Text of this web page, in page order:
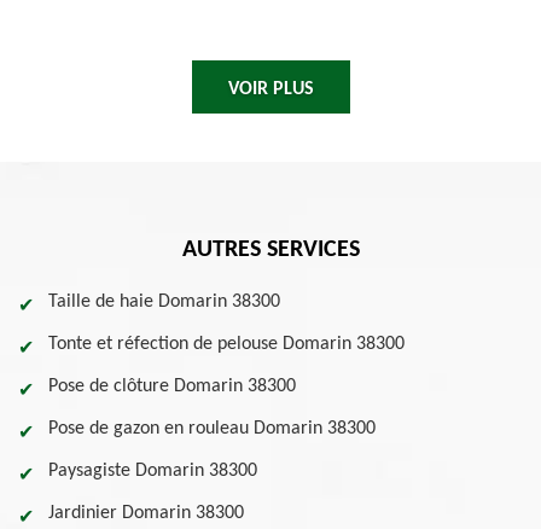
VOIR PLUS
AUTRES SERVICES
Taille de haie Domarin 38300
Tonte et réfection de pelouse Domarin 38300
Pose de clôture Domarin 38300
Pose de gazon en rouleau Domarin 38300
Paysagiste Domarin 38300
Jardinier Domarin 38300